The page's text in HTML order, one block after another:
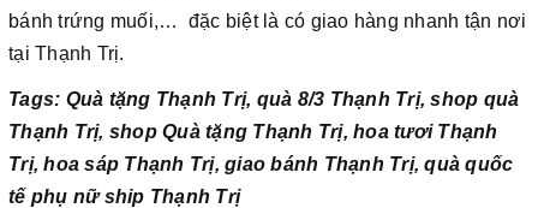
bánh trứng muối,… đặc biệt là có giao hàng nhanh tận nơi
tại Thạnh Trị.
Tags: Quà tặng Thạnh Trị, quà 8/3 Thạnh Trị, shop quà
Thạnh Trị, shop Quà tặng Thạnh Trị, hoa tươi Thạnh
Trị, hoa sáp Thạnh Trị, giao bánh Thạnh Trị, quà quốc
tế phụ nữ ship Thạnh Trị